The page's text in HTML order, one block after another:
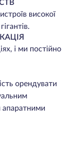
високої
і ми постійно
орендувати
апаратними